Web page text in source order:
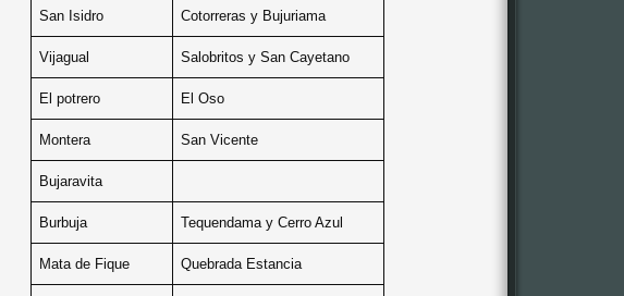
San Isidro Cotorreras y Bujuriama
Vijagual Salobritos y San Cayetano
El potrero El Oso
Montera San Vicente
Bujaravita
Burbuja Tequendama y Cerro Azul
Mata de Fique Quebrada Estancia